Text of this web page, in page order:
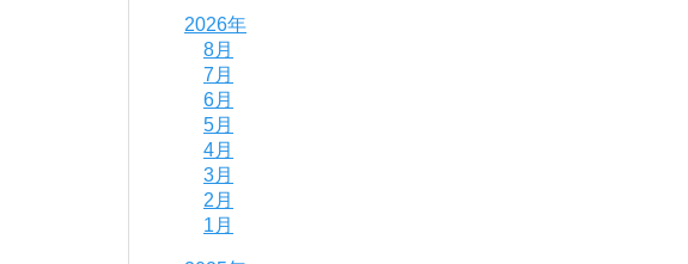
2026年
8月
7月
6月
5月
4月
3月
2月
1月